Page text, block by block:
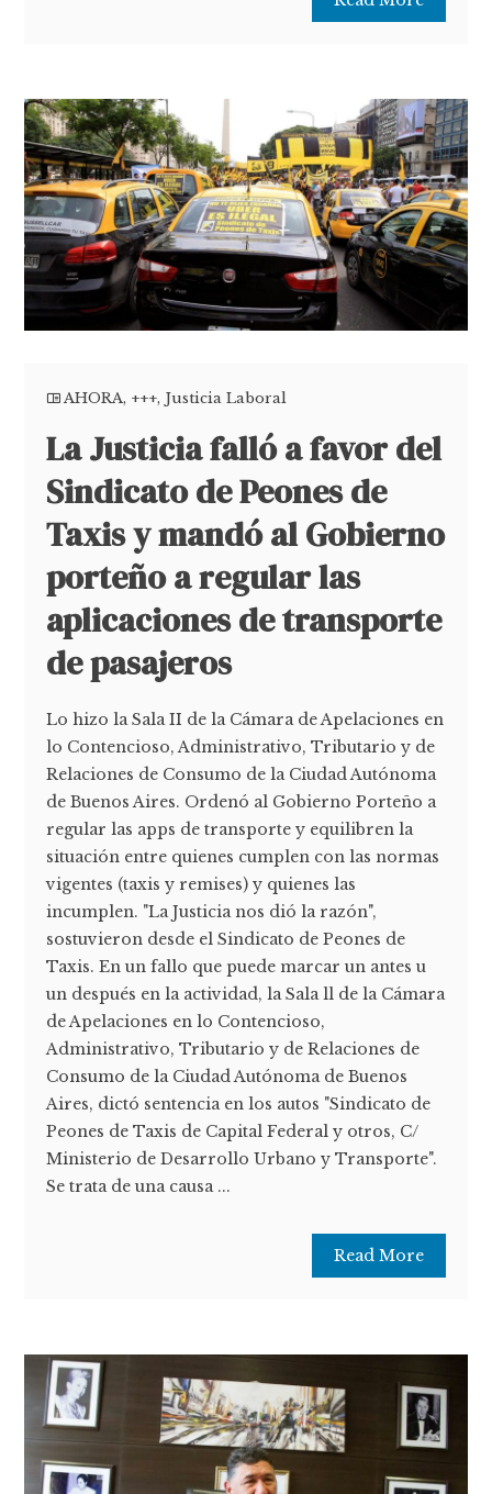
AHORA, +++, Justicia Laboral
La Justicia falló a favor del
Sindicato de Peones de
Taxis y mandó al Gobierno
porteño a regular las
aplicaciones de transporte
de pasajeros
Lo hizo la Sala II de la Cámara de Apelaciones en
lo Contencioso, Administrativo, Tributario y de
Relaciones de Consumo de la Ciudad Autónoma
de Buenos Aires. Ordenó al Gobierno Porteño a
regular las apps de transporte y equilibren la
situación entre quienes cumplen con las normas
vigentes (taxis y remises) y quienes las
incumplen. "La Justicia nos dió la razón",
sostuvieron desde el Sindicato de Peones de
Taxis. En un fallo que puede marcar un antes u
un después en la actividad, la Sala ll de la Cámara
de Apelaciones en lo Contencioso,
Administrativo, Tributario y de Relaciones de
Consumo de la Ciudad Autónoma de Buenos
Aires, dictó sentencia en los autos "Sindicato de
Peones de Taxis de Capital Federal y otros, C/
Ministerio de Desarrollo Urbano y Transporte".
Se trata de una causa ...
Read More